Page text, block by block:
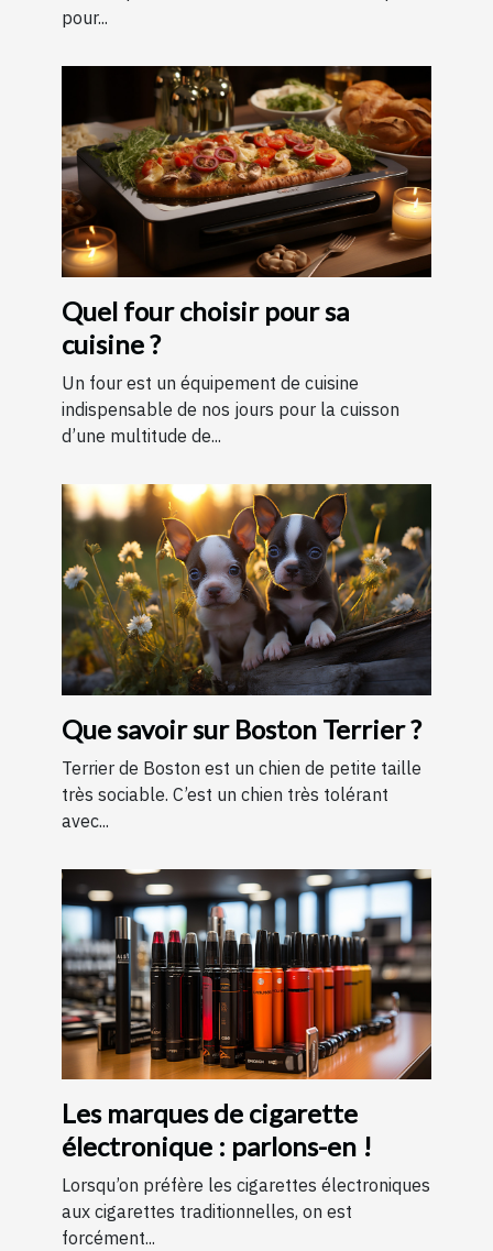
pour...
Quel four choisir pour sa
cuisine ?
Un four est un équipement de cuisine
indispensable de nos jours pour la cuisson
d’une multitude de...
Que savoir sur Boston Terrier ?
Terrier de Boston est un chien de petite taille
très sociable. C’est un chien très tolérant
avec...
Les marques de cigarette
électronique : parlons-en !
Lorsqu’on préfère les cigarettes électroniques
aux cigarettes traditionnelles, on est
forcément...